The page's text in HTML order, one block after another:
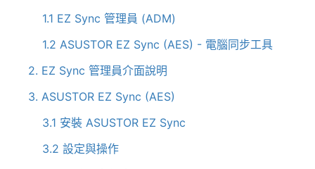
1.1 EZ Sync 管理員 (ADM)
1.2 ASUSTOR EZ Sync (AES) - 電腦同步工具
2. EZ Sync 管理員介面說明
3. ASUSTOR EZ Sync (AES)
3.1 安裝 ASUSTOR EZ Sync
3.2 設定與操作